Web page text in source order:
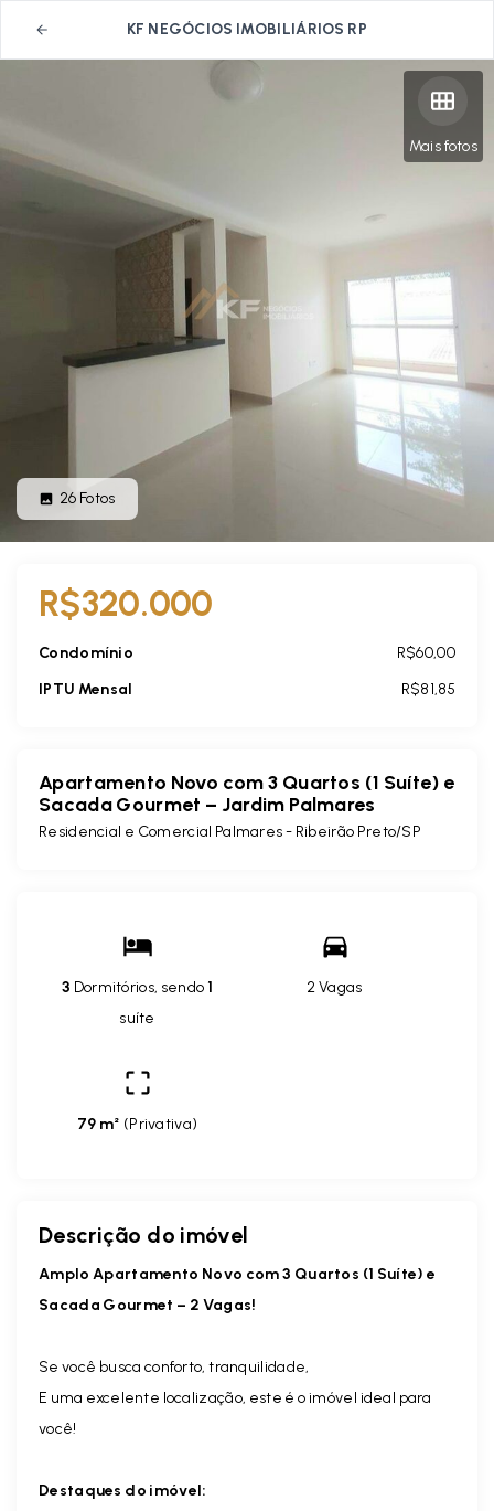
KF NEGÓCIOS IMOBILIÁRIOS RP
Mais fotos
26 Fotos
R$320.000
Condomínio
R$60,00
IPTU Mensal
R$81,85
Apartamento Novo com 3 Quartos (1 Suíte) e
Sacada Gourmet – Jardim Palmares
Residencial e Comercial Palmares - Ribeirão Preto/SP
3 Dormitórios, sendo1
suíte
2 Vagas
79 m² (Privativa)
Descrição do imóvel
Amplo Apartamento Novo com 3 Quartos (1 Suíte) e
Sacada Gourmet – 2 Vagas!
Se você busca conforto, tranquilidade,
E uma excelente localização, este é o imóvel ideal para
você!
Destaques do imóvel: